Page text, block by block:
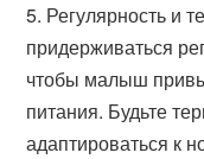
5. Регулярность и
придерживаться
чтобы малыш
питания. Будьте
адаптироваться к